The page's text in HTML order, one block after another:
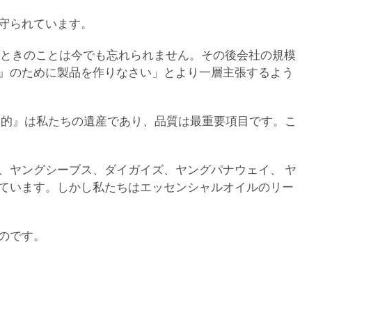
れています。
きのことは今でも忘れられません。その後会社の規模
ために製品を作りなさい」とより一層主張するよう
』は私たちの遺産であり、品質は最重要項目です。こ
ングシーブス、ダイガイズ、ヤングパナウェイ、 ヤ
います。しかし私たちはエッセンシャルオイルのリー
です。